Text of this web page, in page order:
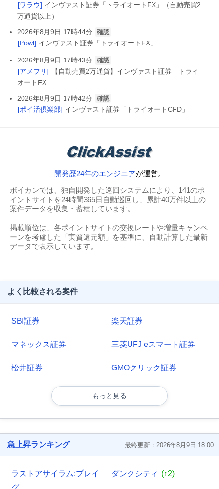
[ワラウ] インヴァスト証券「トライオートFX」（自動売買2
万通貨以上）
2026年8月9日 17時44分
確認
[Powl] インヴァスト証券「トライオートFX」
2026年8月9日 17時43分 確認
[アメフリ]
【自動売買2万通貨】インヴァスト証券 トライ
オートFX
2026年8月9日 17時42分
確認
[ポイ活倶楽部] インヴァスト証券「トライオートCFD」
開発歴24年のエンジニアが運営。
ポイカンでは、独自開発した巡回システムにより、141のポ
イントサイトを24時間365日自動巡回し、累計40万件以上の
案件データを収集・蓄積しています。
掲載順位は、各ポイントサイトの交換レートや増量キャンペ
ーンを考慮した「実質還元額」を基準に、自動計算した最新
データで表示しています。
よく比較される案件
SBI証券 楽天証券
マネックス証券 三菱UFJ eスマート証券
松井証券 GMOクリック証券
もっと見る
急上昇ランキング 最終更新：2026年8月9日 18:00
ラストアサイラム:プレイ
ダンクシティ (↑2)